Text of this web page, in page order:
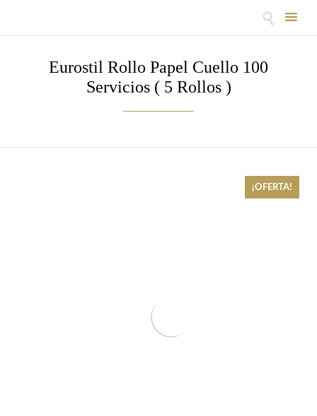

Eurostil Rollo Papel Cuello 100
Servicios ( 5 Rollos )
¡OFERTA!